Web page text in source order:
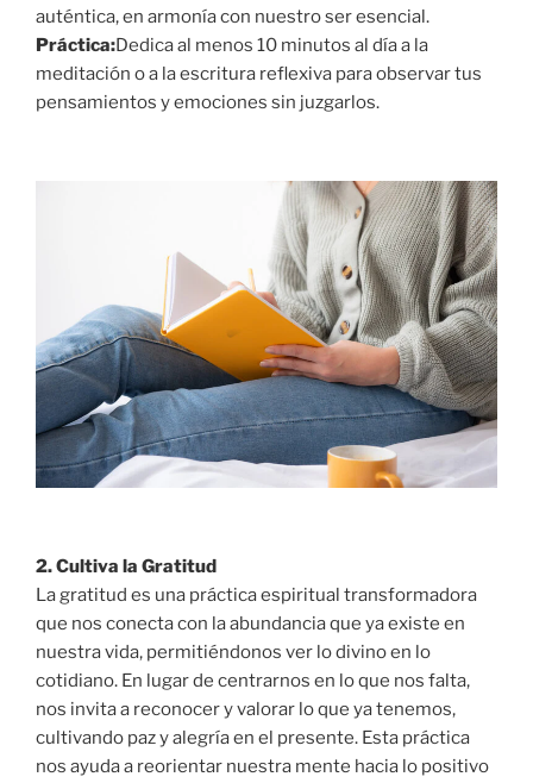
auténtica, en armonía con nuestro ser esencial.
Práctica:Dedica al menos 10 minutos al día a la
meditación o a la escritura reflexiva para observar tus
pensamientos y emociones sin juzgarlos.
2. Cultiva la Gratitud
La gratitud es una práctica espiritual transformadora
que nos conecta con la abundancia que ya existe en
nuestra vida, permitiéndonos ver lo divino en lo
cotidiano. En lugar de centrarnos en lo que nos falta,
nos invita a reconocer y valorar lo que ya tenemos,
cultivando paz y alegría en el presente. Esta práctica
nos ayuda a reorientar nuestra mente hacia lo positivo